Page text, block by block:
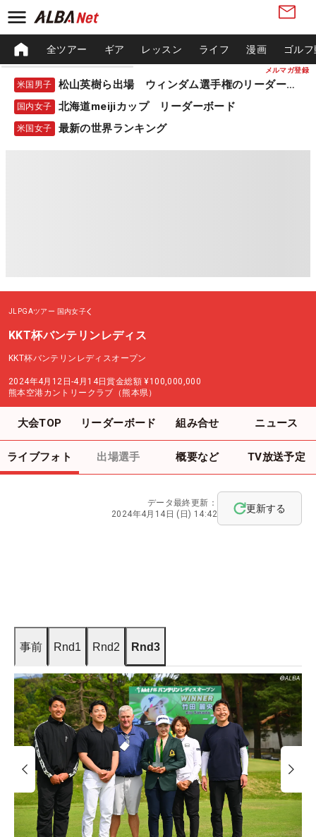
メルマガ登録
全ツアー ギア レッスン ライフ 漫画 ゴル
米国男子 松山英樹ら出場 ウィンダム選手権のリーダーボード
国内女子 北海道meijiカップ リーダーボード
米国女子 最新の世界ランキング
JLPGAツアー 国内女子
KKT杯バンテリンレディス
KKT杯バンテリンレディスオープン
2024年4月12日-4月14日賞金総額 ¥100,000,000
熊本空港カントリークラブ（熊本県）
大会TOP リーダーボード 組み合せ ニュース
ライブフォト 出場選手 概要など TV放送予定
データ最終更新：
2024年4月14日 (日) 14:42
更新する
事前 Rnd1 Rnd2 Rnd3